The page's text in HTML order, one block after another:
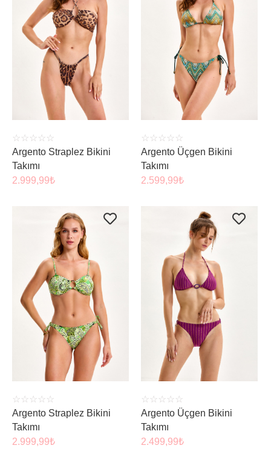
ÜRÜNÜ İNCELE
☆ ☆ ☆ ☆ ☆
Argento Straplez Bikini
Takımı
2.999,99₺
ÜRÜNÜ İNCELE
☆ ☆ ☆ ☆ ☆
Argento Üçgen Bikini
Takımı
2.599,99₺
ÜRÜNÜ İNCELE
☆ ☆ ☆ ☆ ☆
Argento Straplez Bikini
Takımı
2.999,99₺
ÜRÜNÜ İNCELE
☆ ☆ ☆ ☆ ☆
Argento Üçgen Bikini
Takımı
2.499,99₺